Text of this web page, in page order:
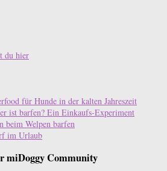
du hier
für Hunde in der kalten Jahreszeit
ist barfen? Ein Einkaufs-Experiment
beim Welpen barfen
im Urlaub
miDoggy Community